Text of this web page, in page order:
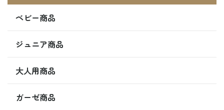
ベビー商品
ジュニア商品
大人用商品
ガーゼ商品